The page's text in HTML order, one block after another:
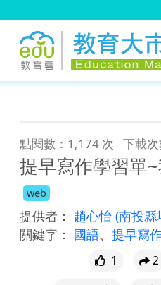
點閱數：1,174 次 下載
提早寫作學習單
web
提供者： 趙心怡 (南投縣
關鍵字： 國語、 提早寫
1 2